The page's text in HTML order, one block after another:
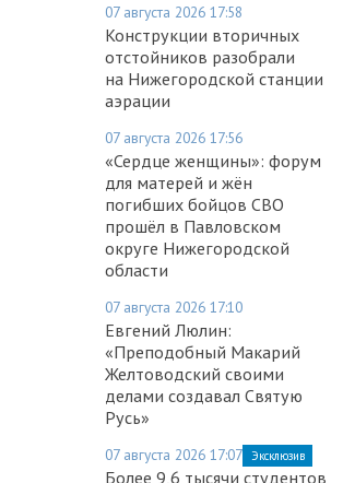
07 августа 2026 17:58
Конструкции вторичных
отстойников разобрали
на Нижегородской станции
аэрации
07 августа 2026 17:56
«Сердце женщины»: форум
для матерей и жён
погибших бойцов СВО
прошёл в Павловском
округе Нижегородской
области
07 августа 2026 17:10
Евгений Люлин:
«Преподобный Макарий
Желтоводский своими
делами создавал Святую
Русь»
07 августа 2026 17:07 Эксклюзив
Более 9,6 тысячи студентов